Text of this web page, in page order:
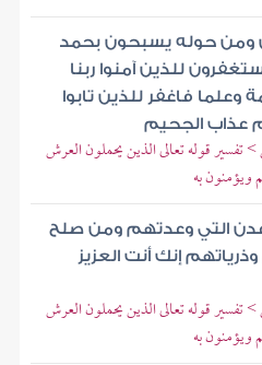
ومن حوله يسبحون بحمد
للذين آمنوا ربنا
فاغفر للذين تابوا
عذاب الجحيم
قوله تعالى الذين يحملون العرش
به
التي وعدتهم ومن صلح
إنك أنت العزيز
قوله تعالى الذين يحملون العرش
به